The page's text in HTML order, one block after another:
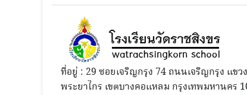
ที่อยู่ : 29 ซอยเจริญกรุง 74 ถนนเจริญกรุง แขว
พระยาไกร เขตบางคอแหลม กรุงเทพมหานคร